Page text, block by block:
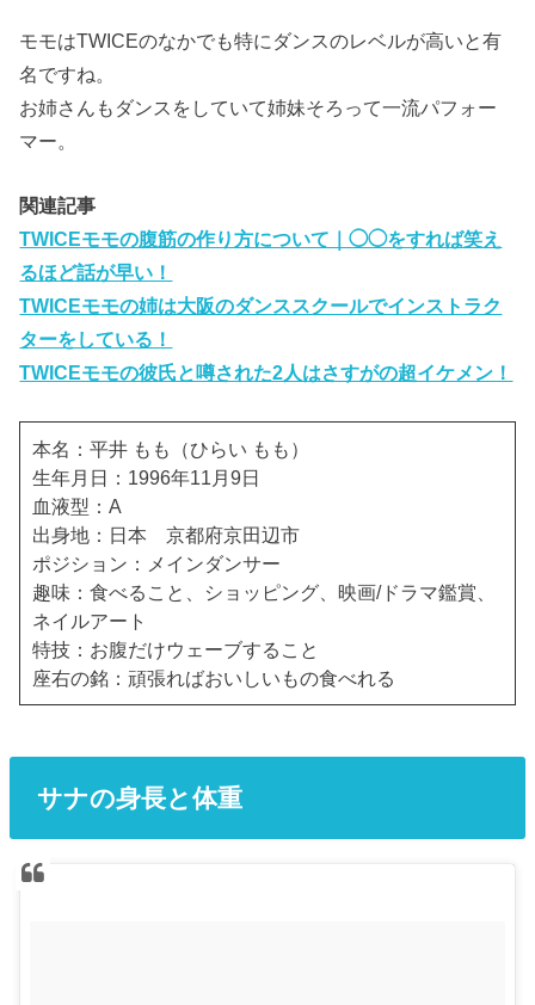
モモはTWICEのなかでも特にダンスのレベルが高いと有
名ですね。
お姉さんもダンスをしていて姉妹そろって一流パフォー
マー。
関連記事
TWICEモモの腹筋の作り方について｜◯◯をすれば笑え
るほど話が早い！
TWICEモモの姉は大阪のダンススクールでインストラク
ターをしている！
TWICEモモの彼氏と噂された2人はさすがの超イケメン！
本名：平井 もも（ひらい もも）
生年月日：1996年11月9日
血液型：A
出身地：日本 京都府京田辺市
ポジション：メインダンサー
趣味：食べること、ショッピング、映画/ドラマ鑑賞、
ネイルアート
特技：お腹だけウェーブすること
座右の銘：頑張ればおいしいもの食べれる
サナの身長と体重